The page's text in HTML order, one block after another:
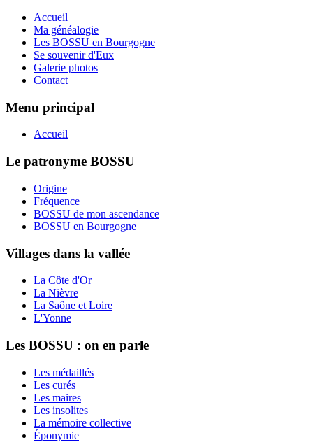
Accueil
Ma généalogie
Les BOSSU en Bourgogne
Se souvenir d'Eux
Galerie photos
Contact
Menu principal
Accueil
Le patronyme BOSSU
Origine
Fréquence
BOSSU de mon ascendance
BOSSU en Bourgogne
Villages dans la vallée
La Côte d'Or
La Nièvre
La Saône et Loire
L'Yonne
Les BOSSU : on en parle
Les médaillés
Les curés
Les maires
Les insolites
La mémoire collective
Éponymie